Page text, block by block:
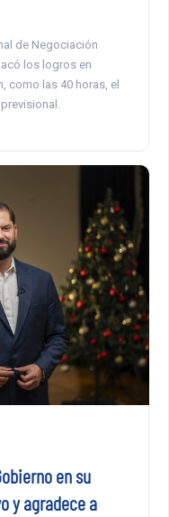
de Negociación
los logros en
como las 40 horas, el
en su
y agradece a